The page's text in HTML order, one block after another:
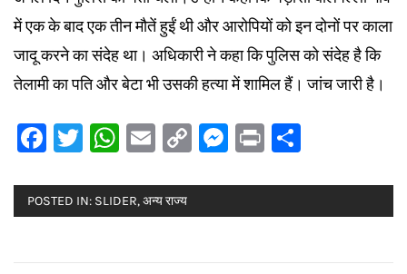
में एक के बाद एक तीन मौतें हुईं थी और आरोपियों को इन दोनों पर काला
जादू करने का संदेह था। अधिकारी ने कहा कि पुलिस को संदेह है कि
तेलामी का पति और बेटा भी उसकी हत्या में शामिल हैं। जांच जारी है।
Facebook
Twitter
WhatsApp
Email
CopyMessenger
Print
POSTED IN: SLIDER,अन्य राज्य